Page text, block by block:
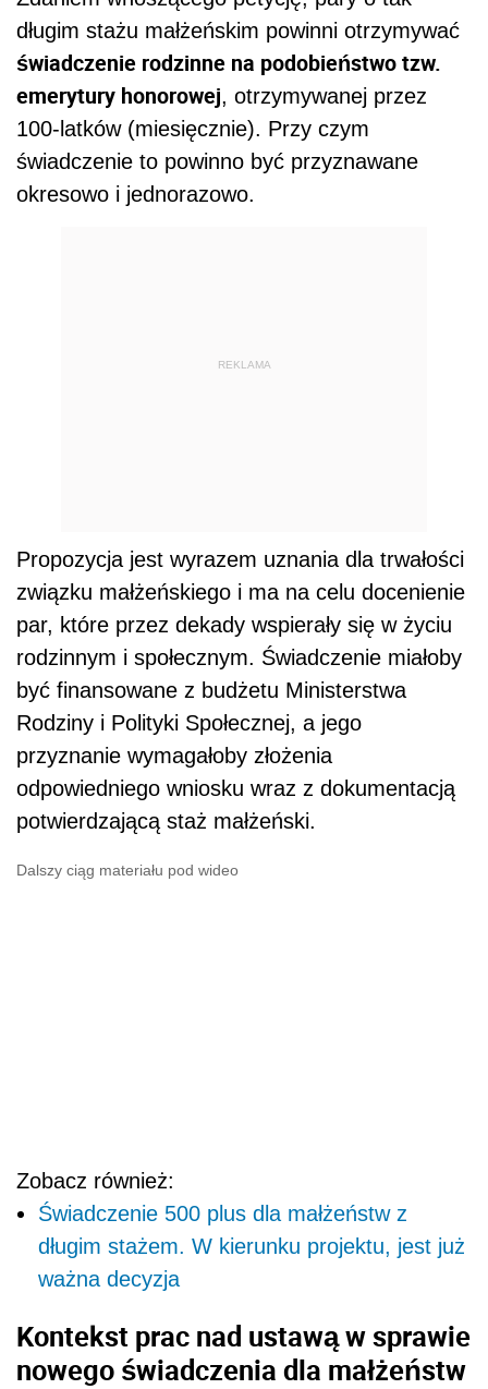
długim stażu małżeńskim powinni otrzymywać
świadczenie rodzinne na podobieństwo tzw.
emerytury honorowej, otrzymywanej przez
100-latków (miesięcznie). Przy czym
świadczenie to powinno być przyznawane
okresowo i jednorazowo.
REKLAMA
Propozycja jest wyrazem uznania dla trwałości
związku małżeńskiego i ma na celu docenienie
par, które przez dekady wspierały się w życiu
rodzinnym i społecznym. Świadczenie miałoby
być finansowane z budżetu Ministerstwa
Rodziny i Polityki Społecznej, a jego
przyznanie wymagałoby złożenia
odpowiedniego wniosku wraz z dokumentacją
potwierdzającą staż małżeński.
Dalszy ciąg materiału pod wideo
Zobacz również:
Świadczenie 500 plus dla małżeństw z
długim stażem. W kierunku projektu, jest już
ważna decyzja
Kontekst prac nad ustawą w sprawie
nowego świadczenia dla małżeństw